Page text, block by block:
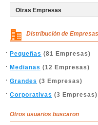
Distribución de
Pequeñas (81 Empresas)
Medianas (12 Empresas)
Grandes (3 Empresas)
Corporativas (3 Empresas)
Otros usuarios buscaron